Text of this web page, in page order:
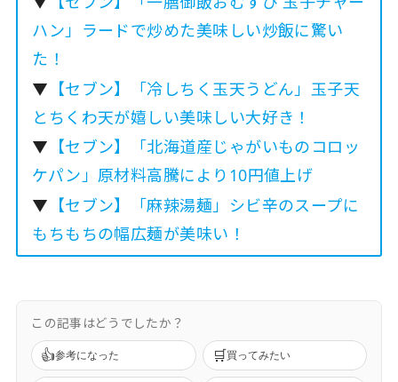
ハン」ラードで炒めた美味しい炒飯に驚い
た！
▼ 【セブン】「冷しちく玉天うどん」玉子天
とちくわ天が嬉しい美味しい大好き！
▼ 【セブン】「北海道産じゃがいものコロッ
ケパン」原材料高騰により10円値上げ
▼ 【セブン】「麻辣湯麺」シビ辛のスープに
もちもちの幅広麺が美味い！
この記事はどうでしたか？
👍参考になった 🛒買ってみたい